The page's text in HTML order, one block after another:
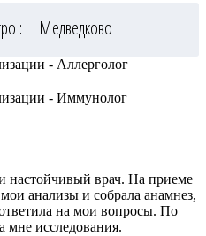
: Медведково
- Аллерголог
- Иммунолог
настойчивый врач. На приеме
анализы и собрала анамнез,
на мои вопросы. По
мне исследования.